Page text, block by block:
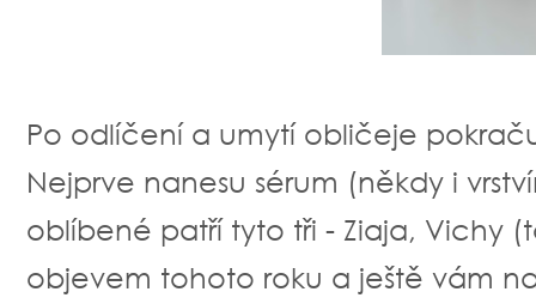
Po odlíčení a umytí obličeje
Nejprve nanesu sérum (někdy i
oblíbené patří tyto tři - Ziaja, Vichy
objevem tohoto roku a ještě vám